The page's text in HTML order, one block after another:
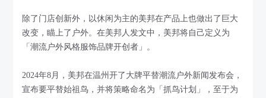
除了门店创新外，以休闲为主的美邦在产品上也做出了巨大
改变，瞄上了户外。在美邦人发文中，美邦将自己定义为
「潮流户外风格服饰品牌开创者」。
2024年8月，美邦在温州开了大牌平替潮流户外新闻发布会，
宣布要平替始祖鸟，并将策略命名为「抓鸟计划」，至于为